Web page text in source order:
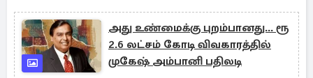
அது உண்மைக்கு புறம்பானது... ரூ
2.6 லட்சம் கோடி விவகாரத்தில்
முகேஷ் அம்பானி பதிலடி